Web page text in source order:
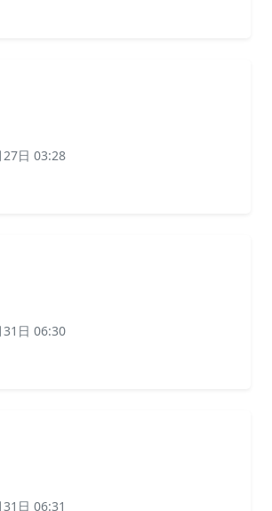
27日 03:28
31日 06:30
31日 06:31